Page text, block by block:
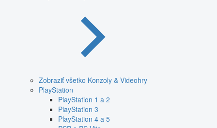
Zobraziť všetko Konzoly & Videohry
PlayStation
PlayStation 1 a 2
PlayStation 3
PlayStation 4 a 5